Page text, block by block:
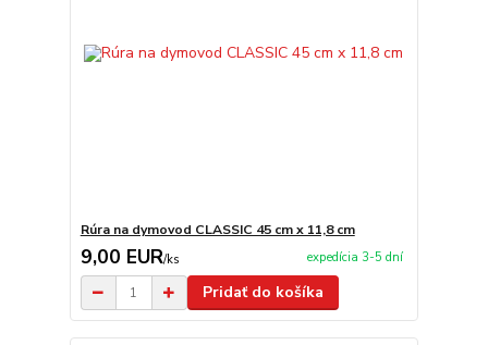
Rúra na dymovod CLASSIC 45 cm x 11,8 cm
9,00 EUR/ks expedícia 3-5 dní
Pridať do košíka